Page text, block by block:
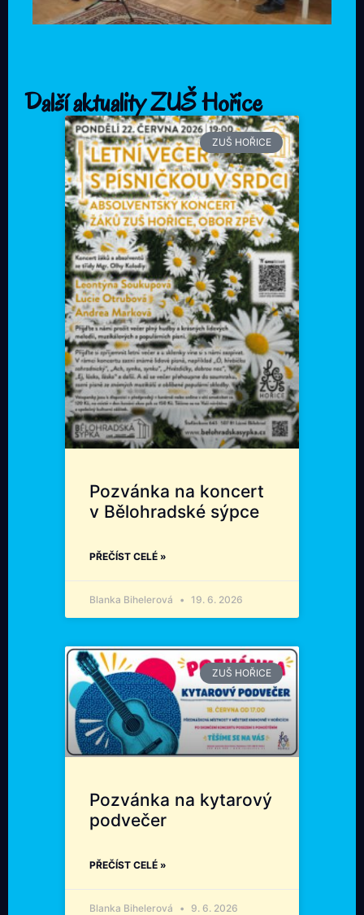
Další aktuality ZUŠ Hořice
ZUŠ HOŘICE
Pozvánka na koncert
v Bělohradské sýpce
PŘEČÍST CELÉ »
Blanka Bihelerová 19. 6. 2026
ZUŠ HOŘICE
Pozvánka na kytarový
podvečer
PŘEČÍST CELÉ »
Blanka Bihelerová 9. 6. 2026